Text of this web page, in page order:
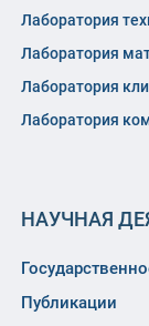
Лаборатория
Лаборатория
Лаборатория
Лаборатория
НАУЧНАЯ
Публикации